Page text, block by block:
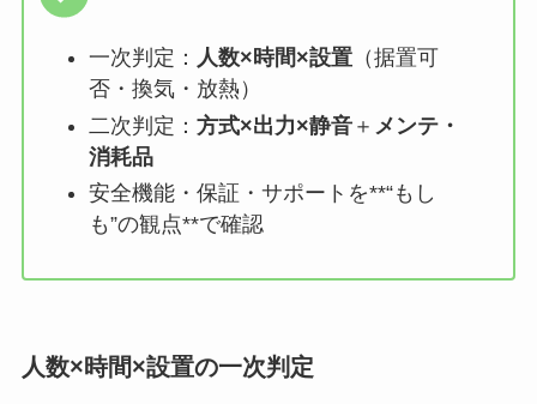
一次判定： 人数×時間×設置（据置可
否・換気・放熱）
二次判定： 方式×出力×静音＋ メンテ・
消耗品
安全機能・保証・サポートを**“もし
も”の観点**で確認
人数×時間×設置の一次判定